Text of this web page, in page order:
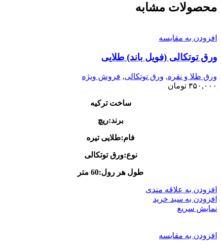
محصولات مشابه
افزودن به مقایسه
ورق توتکالی (فویل باند) طلایی
ورق طلا و نقره, ورق توتکالی, فروش ویژه
۳۵۰,۰۰۰ تومان
ساخت ترکیه
برند:ریچ
فام:طلایی تیره
نوع:ورق توتکالی
طول هر رول:60 متر
افزودن به علاقه مندی
افزودن به سبد خرید
نمایش سریع
افزودن به مقایسه